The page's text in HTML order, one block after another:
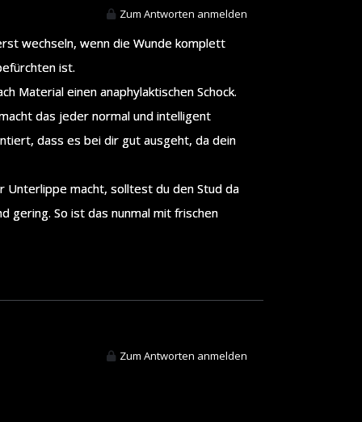
Zum Antworten anmelden
wechseln, wenn die Wunde komplett
ist.
Material einen anaphylaktischen Schock.
das jeder normal und intelligent
dass es bei dir gut ausgeht, da dein
Unterlippe macht, solltest du den Stud da
gering. So ist das nunmal mit frischen
Zum Antworten anmelden